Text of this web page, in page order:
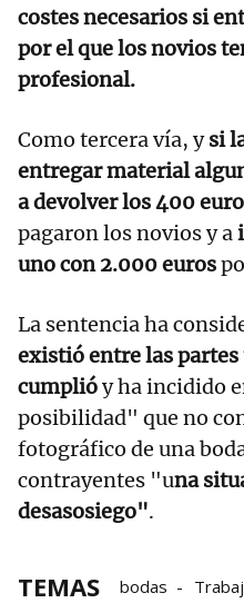
costes necesarios si
por el que los novios
profesional.
Como tercera vía, ysi
entregar material
a devolver los 400
pagaron los novios y a
uno con 2.000 euros
La sentencia ha
existió entre las
cumplióy ha incidido
posibilidad" que no
fotográfico de una
contrayentes "una
desasosiego".
TEMAS bodas